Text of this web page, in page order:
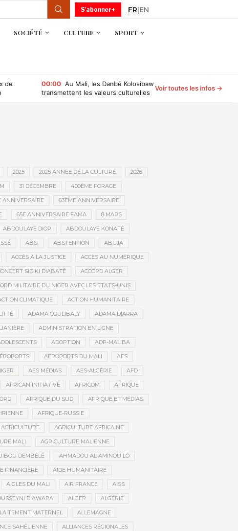
S'abonner+ FR|EN
SOCIÉTÉ CULTURE SPORT
de
00:00 Au Mali, les Danbé Kolosibaw
transmettent les valeurs culturelles
Voir toutes les infos →
2025 2025 ANNÉE DE LA CULTURE 2026
31 DÉCEMBRE 400ÈME FORAGE
ANNIVERSAIRE 63ÈME ANNIVERSAIRE
65E ANNIVERSAIRE FAMA 8 MARS
ABDOULAYE DIOP ABDOULAYE KONATÉ
ABSI ABSTENTION ABUJA
ACCÈS À LA JUSTICE ACCÈS AU NUMÉRIQUE
SIDIKI DIABATÉ ACCORD ALGER
MILITAIRE DU NIGER AVEC LES ETATS-UNIS
CLIMATIQUE ACTION HUMANITAIRE
ADAMA COULIBALY ADAMA DIARRA
ADMINISTRATION EN LIGNE
ADOPTION ADP-MALIBA
AÉROPORTS DU MALI AES
AES MÉDIAS AES-ALGÉRIE AFD
AFRICAN INITIATIVE AFRICOM AFRIQUE
AFRIQUE DU SUD AFRIQUE ET MÉDIAS
AFRIQUE-RUSSIE
AGRICULTURE AGRICULTURE AFRICAINE
MALI AGRICULTURE MALIENNE
DEMBÉLÉ AHMADOU AL AMINOU LÔ
FINANCIÈRE AIDE HUMANITAIRE
AIGLES DU MALI AIR FRANCE AISS
DIAWARA ALGER ALGÉRIE
MATERNEL ALLEMAGNE
SAHÉLIENNE ALLIANCES RÉGIONALES